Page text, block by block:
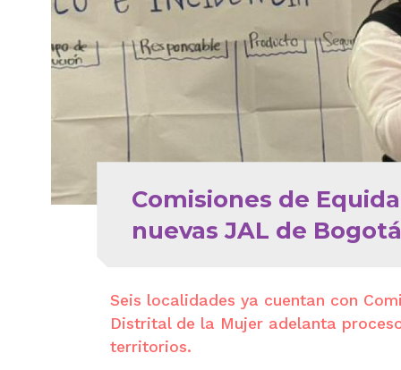
Comisiones de
nuevas JAL de Bogotá
Seis localidades ya cuentan con
Distrital de la Mujer adelanta
territorios.